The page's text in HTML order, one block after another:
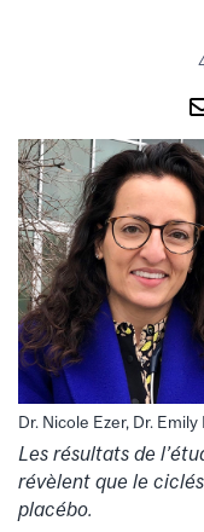
Dr. Nicole Ezer, Dr.
Les résultats de
révèlent que le
placébo.